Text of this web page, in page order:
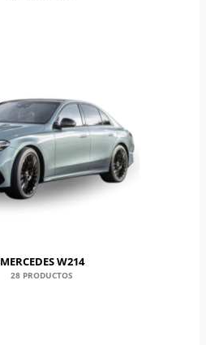
MERCEDES W214
28 PRODUCTOS